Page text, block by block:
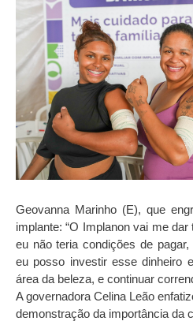
Geovanna Marinho (E), que
implante: “O Implanon vai me
eu não teria condições de
eu posso investir esse dinheiro
área da beleza, e continuar
A governadora Celina Leão
demonstração da importância da